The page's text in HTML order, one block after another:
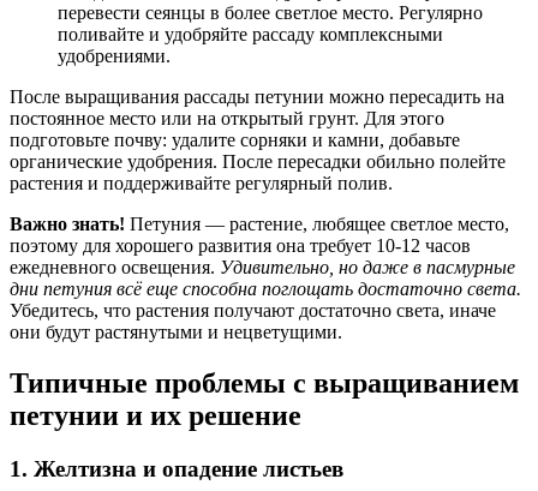
перевести сеянцы в более светлое место. Регулярно
поливайте и удобряйте рассаду комплексными
удобрениями.
После выращивания рассады петунии можно пересадить на
постоянное место или на открытый грунт. Для этого
подготовьте почву: удалите сорняки и камни, добавьте
органические удобрения. После пересадки обильно полейте
растения и поддерживайте регулярный полив.
Важно знать! Петуния — растение, любящее светлое место,
поэтому для хорошего развития она требует 10-12 часов
ежедневного освещения. Удивительно, но даже в пасмурные
дни петуния всё еще способна поглощать достаточно света.
Убедитесь, что растения получают достаточно света, иначе
они будут растянутыми и нецветущими.
Типичные проблемы с выращиванием
петунии и их решение
1. Желтизна и опадение листьев